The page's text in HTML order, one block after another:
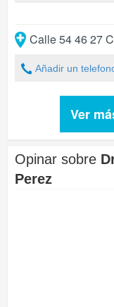
Calle 54 46 27
Añadir un
Ver
Opinar sobre
Perez